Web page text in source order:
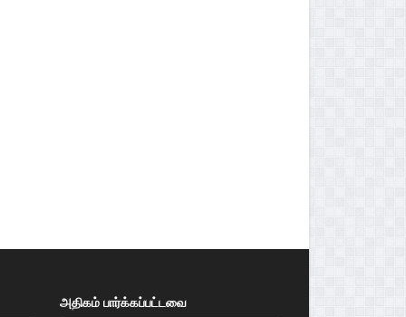
அதிகம் பார்க்கப்பட்டவை